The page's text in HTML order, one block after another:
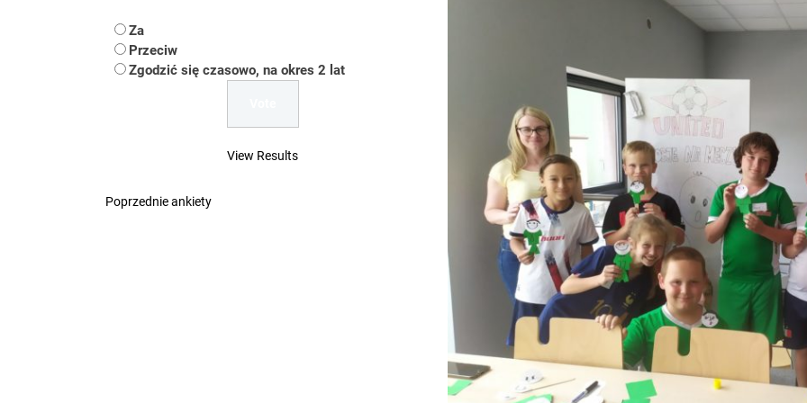
Uwaga Dębieńsko – woda nieprzydatna do spożycia!!!
Ilu mieszkańców ma Rybnik?
Dość komentowania kolejnych afer w ochronie zdrowia — czas zacząć mówić o
Za
Przeciw
Zgodzić się czasowo, na okres 2 lat
View Results
Poprzednie ankiety